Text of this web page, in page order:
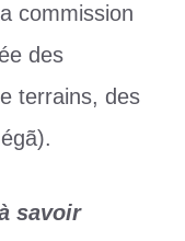
commission
des
terrains, des
savoir